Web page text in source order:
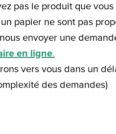
pas le produit que
papier ne sont pas
envoyer une
en ligne.
vers vous dans un
des demandes)